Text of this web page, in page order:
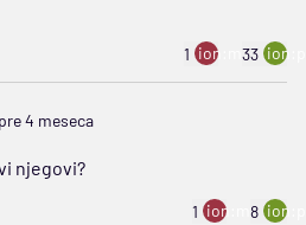
1 ion:minus
33
pre 4 meseca
njegovi?
1 ion:minus
8